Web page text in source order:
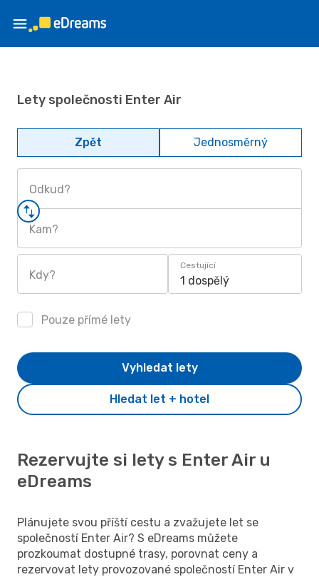
Lety společnosti Enter Air
Zpět Jednosměrný
Odkud?
Kam?
Kdy?
Cestující
1 dospělý
Pouze přímé lety
Hledat let + hotel
Vyhledat lety
Rezervujte si lety s Enter Air u
eDreams
Plánujete svou příští cestu a zvažujete let se
společností Enter Air? S eDreams můžete
prozkoumat dostupné trasy, porovnat ceny a
rezervovat lety provozované společností Enter Air v